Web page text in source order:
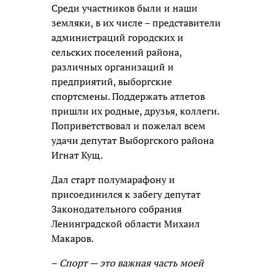
Среди участников были и наши
земляки, в их числе – представители
администраций городских и
сельских поселений района,
различных организаций и
предприятий, выборгские
спортсмены. Поддержать атлетов
пришли их родные, друзья, коллеги.
Поприветствовал и пожелал всем
удачи депутат Выборгского района
Игнат Кущ.
Дал старт полумарафону и
присоединился к забегу депутат
Законодательного собрания
Ленинградской области Михаил
Макаров.
– Спорт — это важная часть моей